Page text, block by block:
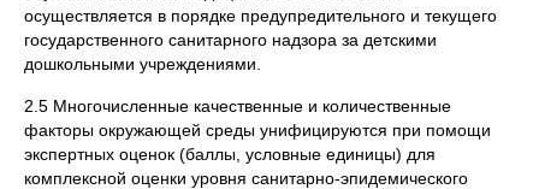
осуществляется в порядке предупредительного и текущего
государственного санитарного надзора за детскими
дошкольными учреждениями.
2.5 Многочисленные качественные и количественные
факторы окружающей среды унифицируются при помощи
экспертных оценок (баллы, условные единицы) для
комплексной оценки уровня санитарно-эпидемического